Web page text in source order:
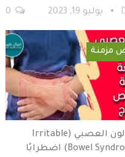
يوليو 19, 2023
مزمنة
يُعد القولون العصبي (Irritable
Bowel Syndrome - IBS) اضطرابًا